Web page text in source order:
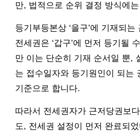
만, 법적으로 순위 결정 방식에
등기부등본상 ‘을구’에 기재되
전세권은 ‘갑구’에 먼저 등기될
만 이는 단순히 기재 순서일 뿐,
는 접수일자와 등기원인이 되는
기준으로 합니다.
따라서 전세권자가 근저당권보
도, 전세권 설정이 먼저 완료되